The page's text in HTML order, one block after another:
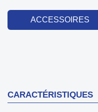
ACCESSOIRES
CARACTÉRISTIQUES